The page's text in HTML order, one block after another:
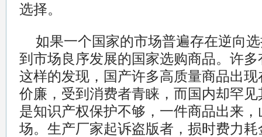
选择。
如果一个国家的市场普遍存在逆向
到市场良序发展的国家选购商品。许多
这样的发现，国产许多高质量商品出
价廉，受到消费者青睐，而国内却罕
是知识产权保护不够，一件商品出来
场。生产厂家起诉盗版者，损时费力